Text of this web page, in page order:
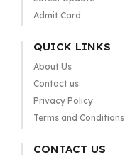
Admit Card
QUICK LINKS
About Us
Contact us
Privacy Policy
Terms and Conditions
CONTACT US